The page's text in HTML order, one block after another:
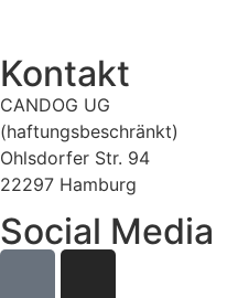
Kontakt
CANDOG UG
(haftungsbeschränkt)
Ohlsdorfer Str. 94
22297 Hamburg
Social Media